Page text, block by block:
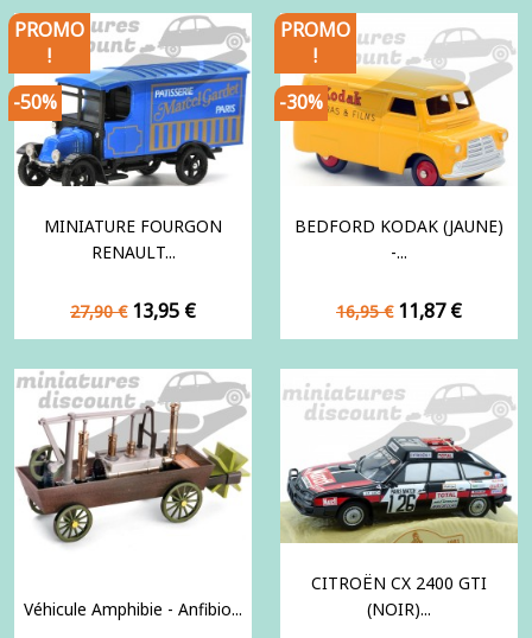
MINIATURE FOURGON
RENAULT...
Prix
de
27,90 € Prix
13,95 €
PROMO
!
-50%
BEDFORD KODAK (JAUNE)
-...
Prix
de
16,95 € Prix
11,87 €
PROMO
!
-30%
Véhicule Amphibie - Anfibio...
CITROËN CX 2400 GTI
(NOIR)...